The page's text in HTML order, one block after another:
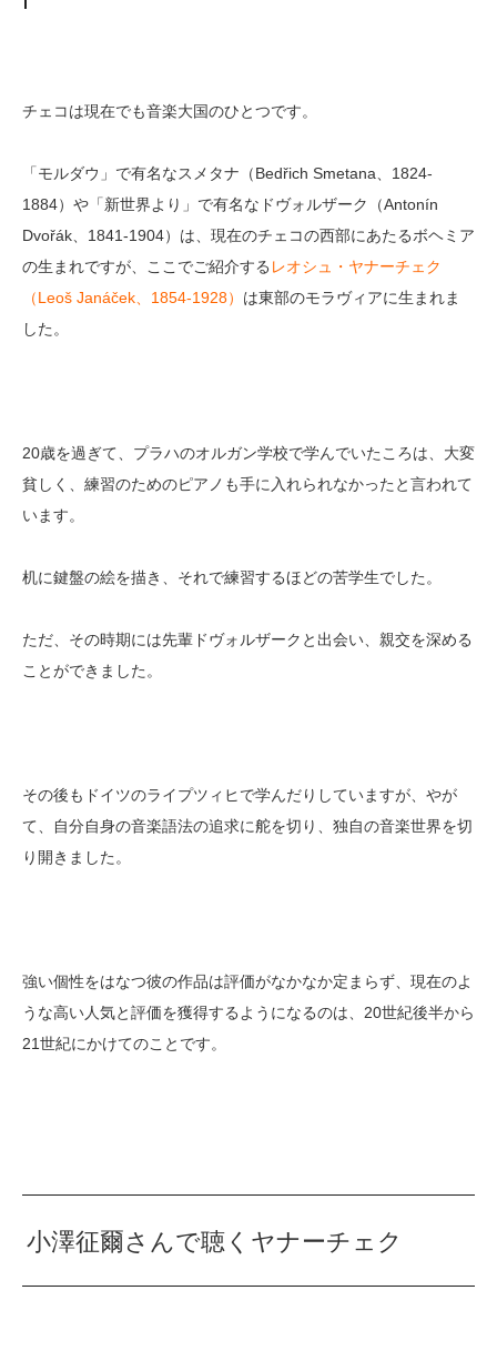
チェコは現在でも音楽大国のひとつです。
「モルダウ」で有名なスメタナ（Bedřich Smetana、1824-
1884）や「新世界より」で有名なドヴォルザーク（Antonín
Dvořák、1841-1904）は、現在のチェコの西部にあたるボヘミア
の生まれですが、ここでご紹介する レオシュ・ヤナーチェク
（Leoš Janáček、1854-1928） は東部のモラヴィアに生まれま
した。
20歳を過ぎて、プラハのオルガン学校で学んでいたころは、大変
貧しく、練習のためのピアノも手に入れられなかったと言われて
います。
机に鍵盤の絵を描き、それで練習するほどの苦学生でした。
ただ、その時期には先輩ドヴォルザークと出会い、親交を深める
ことができました。
その後もドイツのライプツィヒで学んだりしていますが、やが
て、自分自身の音楽語法の追求に舵を切り、独自の音楽世界を切
り開きました。
強い個性をはなつ彼の作品は評価がなかなか定まらず、現在のよ
うな高い人気と評価を獲得するようになるのは、20世紀後半から
21世紀にかけてのことです。
小澤征爾さんで聴くヤナーチェク